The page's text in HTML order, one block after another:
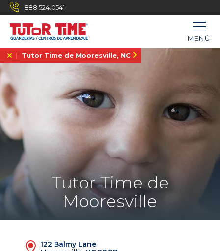
888.524.0541
MENÚ
Tutor Time de Mooresville, NC
Tutor Time de
Mooresville
122 Balmy Lane